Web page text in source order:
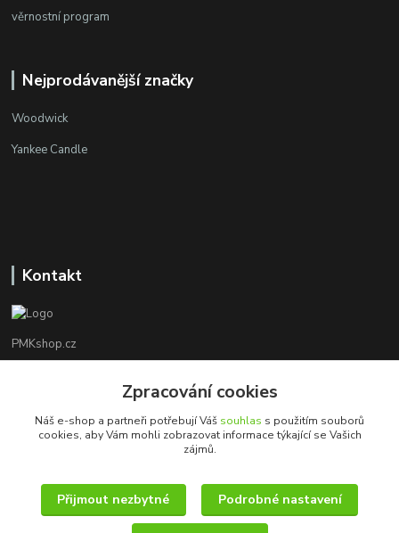
věrnostní program
Nejprodávanější značky
Woodwick
Yankee Candle
Kontakt
PMKshop.cz
+420 728 830 042
info@pmkshop.cz
Zpracování cookies
Náš e-shop a partneři potřebují Váš souhlas s použitím souborů
cookies, aby Vám mohli zobrazovat informace týkající se Vašich
zájmů.
Přijmout nezbytné Podrobné nastavení